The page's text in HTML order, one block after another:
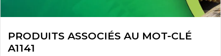
PRODUITS ASSOCIÉS AU MOT-CLÉ
A1141